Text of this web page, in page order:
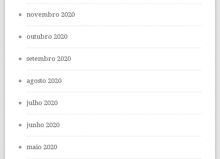
novembro 2020
outubro 2020
setembro 2020
agosto 2020
julho 2020
junho 2020
maio 2020